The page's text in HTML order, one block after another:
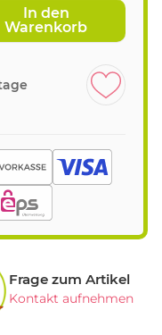
In den
Warenkorb
Frage zum Artikel
Kontakt aufnehmen